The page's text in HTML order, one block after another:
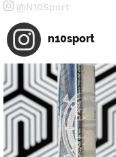
@N10Sport
n10sport